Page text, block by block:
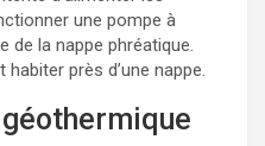
une pompe à
de la nappe phréatique.
près d’une nappe.